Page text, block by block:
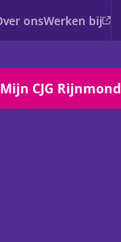
onsWerken bij
Mijn CJG Rijnmond